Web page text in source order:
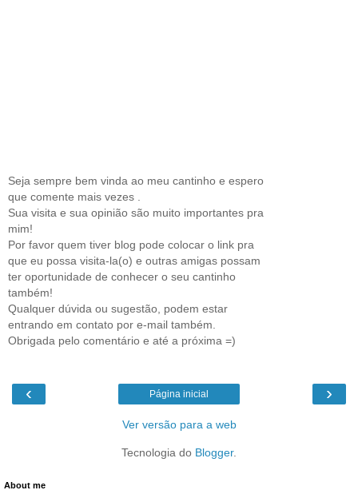
Seja sempre bem vinda ao meu cantinho e espero
que comente mais vezes .
Sua visita e sua opinião são muito importantes pra
mim!
Por favor quem tiver blog pode colocar o link pra
que eu possa visita-la(o) e outras amigas possam
ter oportunidade de conhecer o seu cantinho
também!
Qualquer dúvida ou sugestão, podem estar
entrando em contato por e-mail também.
Obrigada pelo comentário e até a próxima =)
‹ ›
Página inicial
Ver versão para a web
Tecnologia do Blogger.
About me